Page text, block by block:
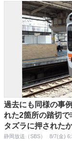
過去にも同様の事例があった疑
れた2箇所の踏切
タズラに押された
静岡放送（SBS） 8/7(金)